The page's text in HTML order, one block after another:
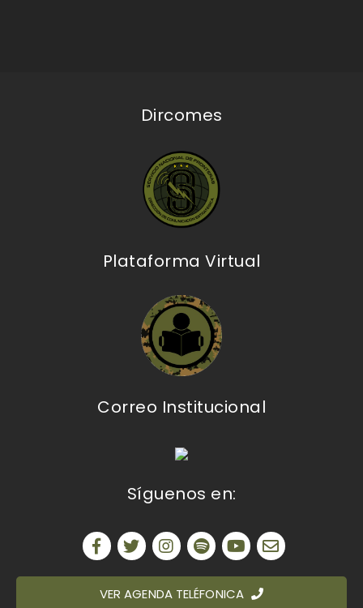
Dircomes
Plataforma Virtual
Correo Institucional
Síguenos en:
VER AGENDA TELÉFONICA